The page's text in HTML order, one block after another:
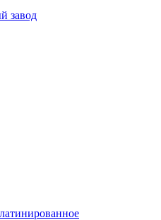
завод